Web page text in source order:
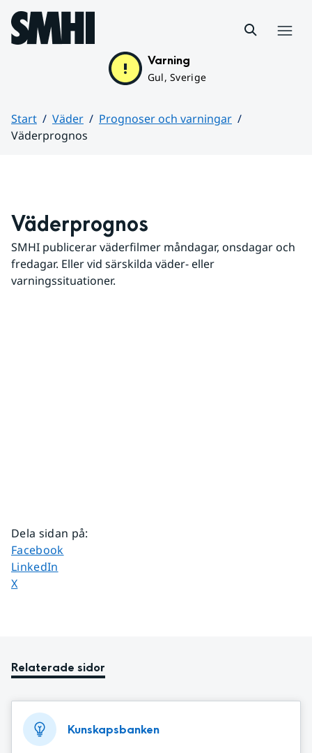
Hoppa till sidans innehåll
Varning
Gul, Sverige
Start Väder
Prognoser och varningar
Väderprognos
Väderprognos
SMHI publicerar väderfilmer måndagar, onsdagar och
fredagar. Eller vid särskilda väder- eller
varningssituationer.
Dela sidan på:
Dela sidan på
Facebook
Dela sidan på
LinkedIn
Dela sidan på
X
Relaterade sidor
Kunskapsbanken